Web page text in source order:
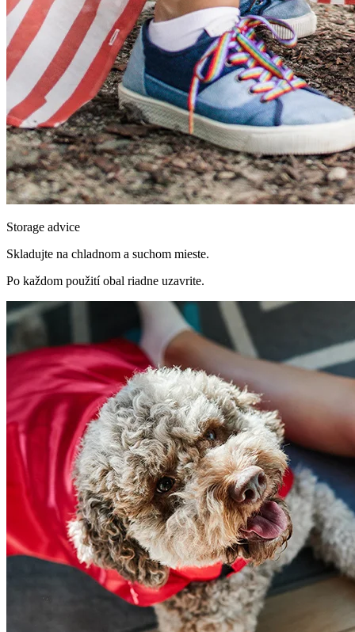
Storage advice
Skladujte na chladnom a suchom mieste.
Po každom použití obal riadne uzavrite.